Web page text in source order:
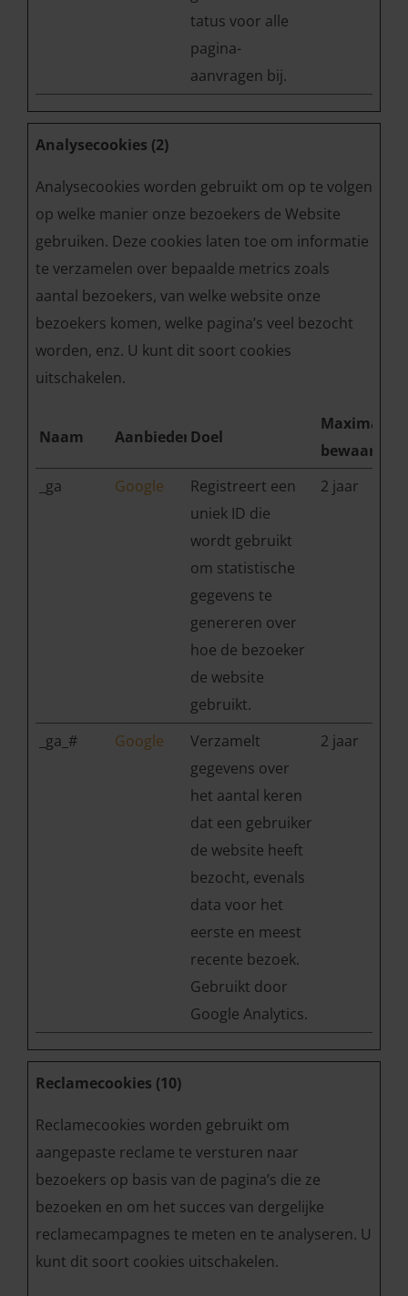
tatus voor alle
pagina-
aanvragen bij.
Analysecookies (2)
Analysecookies worden gebruikt om op te volgen
op welke manier onze bezoekers de Website
gebruiken. Deze cookies laten toe om informatie
te verzamelen over bepaalde metrics zoals
aantal bezoekers, van welke website onze
bezoekers komen, welke pagina’s veel bezocht
worden, enz. U kunt dit soort cookies
uitschakelen.
Naam Aanbieder Doel
Maximale
_ga
Google
Registreert een
uniek ID die
wordt gebruikt
om statistische
gegevens te
genereren over
hoe de bezoeker
de website
gebruikt.
2 jaar
_ga_# Google
Verzamelt
gegevens over
het aantal keren
dat een gebruiker
de website heeft
bezocht, evenals
data voor het
eerste en meest
recente bezoek.
Gebruikt door
Google Analytics.
2 jaar
Reclamecookies (10)
Reclamecookies worden gebruikt om
aangepaste reclame te versturen naar
bezoekers op basis van de pagina’s die ze
bezoeken en om het succes van dergelijke
reclamecampagnes te meten en te analyseren. U
kunt dit soort cookies uitschakelen.